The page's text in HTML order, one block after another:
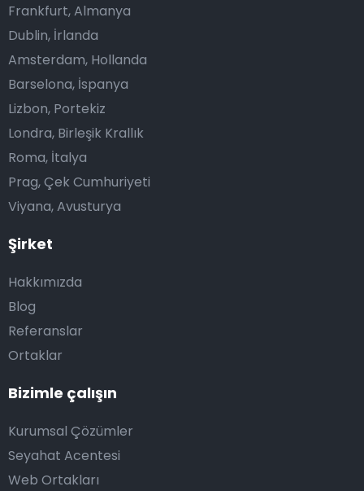
Şirket
Hakkımızda
Blog
Referanslar
Ortaklar
Bizimle çalışın
Kurumsal Çözümler
Seyahat Acentesi
Web Ortakları
Frankfurt, Almanya
Dublin, İrlanda
Amsterdam, Hollanda
Barselona, İspanya
Lizbon, Portekiz
Londra, Birleşik Krallık
Roma, İtalya
Prag, Çek Cumhuriyeti
Viyana, Avusturya